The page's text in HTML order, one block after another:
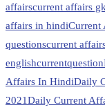
affairscurrent affairs
affairs in hindiCurrent
questionscurrent
englishcurrentquestion
Affairs In HindiDaily
2021Daily Current